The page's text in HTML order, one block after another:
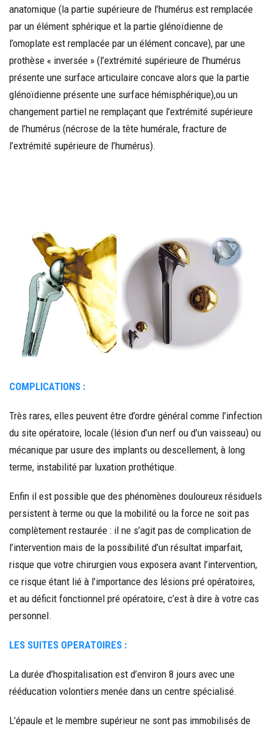
anatomique (la partie supérieure de l’humérus est remplacée
par un élément sphérique et la partie glénoïdienne de
l’omoplate est remplacée par un élément concave), par une
prothèse « inversée » (l’extrémité supérieure de l’humérus
présente une surface articulaire concave alors que la partie
glénoïdienne présente une surface hémisphérique),ou un
changement partiel ne remplaçant que l’extrémité supérieure
de l’humérus (nécrose de la tête humérale, fracture de
l’extrémité supérieure de l’humérus).
COMPLICATIONS :
Très rares, elles peuvent être d’ordre général comme l’infection
du site opératoire, locale (lésion d’un nerf ou d’un vaisseau) ou
mécanique par usure des implants ou descellement, à long
terme, instabilité par luxation prothétique.
Enfin il est possible que des phénomènes douloureux résiduels
persistent à terme ou que la mobilité ou la force ne soit pas
complètement restaurée : il ne s’agit pas de complication de
l’intervention mais de la possibilité d’un résultat imparfait,
risque que votre chirurgien vous exposera avant l’intervention,
ce risque étant lié à l’importance des lésions pré opératoires,
et au déficit fonctionnel pré opératoire, c’est à dire à votre cas
personnel.
LES SUITES OPERATOIRES :
La durée d’hospitalisation est d’environ 8 jours avec une
rééducation volontiers menée dans un centre spécialisé.
L’épaule et le membre supérieur ne sont pas immobilisés de